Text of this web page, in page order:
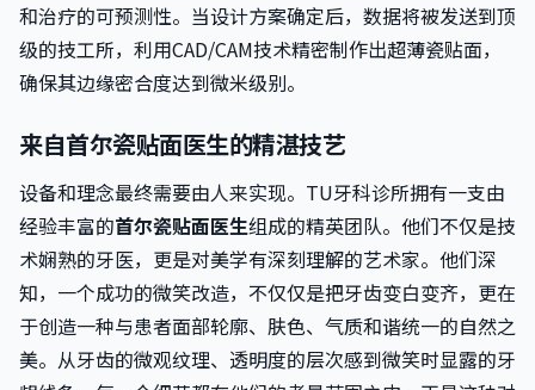
和治疗的可预测性。当设计方案确定后，数据将被发送到顶
级的技工所，利用CAD/CAM技术精密制作出超薄瓷贴面，
确保其边缘密合度达到微米级别。
来自首尔瓷贴面医生的精湛技艺
设备和理念最终需要由人来实现。TU牙科诊所拥有一支由
经验丰富的首尔瓷贴面医生组成的精英团队。他们不仅是技
术娴熟的牙医，更是对美学有深刻理解的艺术家。他们深
知，一个成功的微笑改造，不仅仅是把牙齿变白变齐，更在
于创造一种与患者面部轮廓、肤色、气质和谐统一的自然之
美。从牙齿的微观纹理、透明度的层次感到微笑时显露的牙